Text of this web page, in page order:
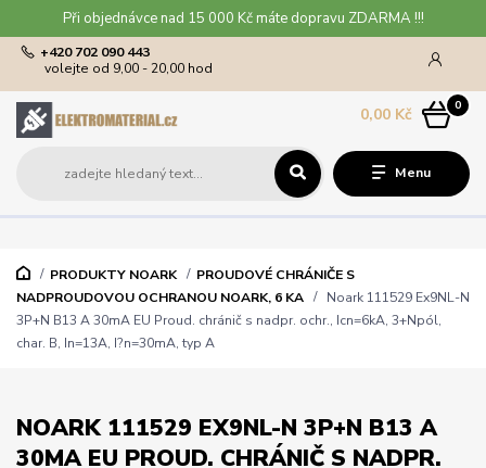
Při objednávce nad 15 000 Kč máte dopravu ZDARMA !!!
Menu
+420 702 090 443
volejte od 9,00 - 20,00 hod
0
0,00 Kč
PRODUKTY NOARK
PROUDOVÉ CHRÁNIČE S
NADPROUDOVOU OCHRANOU NOARK, 6 KA
Noark 111529 Ex9NL-N
3P+N B13 A 30mA EU Proud. chránič s nadpr. ochr., Icn=6kA, 3+Npól,
char. B, In=13A, I?n=30mA, typ A
NOARK 111529 EX9NL-N 3P+N B13 A
30MA EU PROUD. CHRÁNIČ S NADPR.